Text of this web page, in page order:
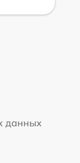
данных